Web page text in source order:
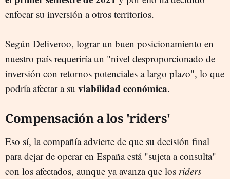
enfocar su inversión a otros territorios.
Según Deliveroo, lograr un buen posicionamiento en
nuestro país requeriría un "nivel desproporcionado de
inversión con retornos potenciales a largo plazo", lo que
podría afectar a su viabilidad económica.
Compensación a los 'riders'
Eso sí, la compañía advierte de que su decisión final
para dejar de operar en España está "sujeta a consulta"
con los afectados, aunque ya avanza que los riders